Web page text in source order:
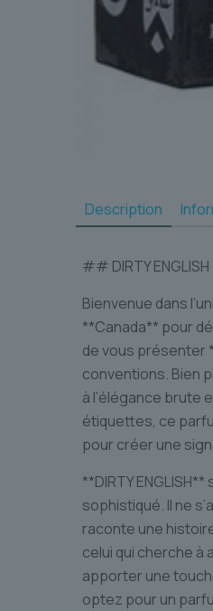
Description
## DIRTY
Bienvenue dans
**Canada** pour
de vous présenter
conventions. Bien
à l’élégance brute
étiquettes, ce
pour créer une
**DIRTY
sophistiqué. Il ne
raconte une
celui qui cherche à
apporter une
optez pour un